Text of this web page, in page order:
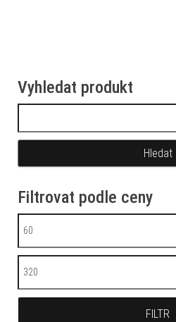
Vyhledat produkt
Filtrovat podle ceny
Minimální cena
Maximální cena
FILTR